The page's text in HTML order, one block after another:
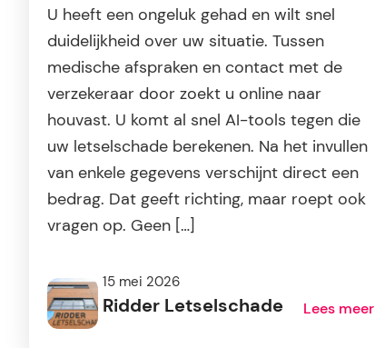
U heeft een ongeluk gehad en wilt snel
duidelijkheid over uw situatie. Tussen
medische afspraken en contact met de
verzekeraar door zoekt u online naar
houvast. U komt al snel AI-tools tegen die
uw letselschade berekenen. Na het invullen
van enkele gegevens verschijnt direct een
bedrag. Dat geeft richting, maar roept ook
vragen op. Geen […]
15 mei 2026
Ridder Letselschade Lees meer